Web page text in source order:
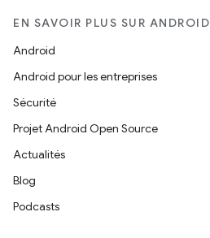
EN SAVOIR PLUS SUR ANDROID
Android
Android pour les entreprises
Sécurité
Projet Android Open Source
Actualités
Blog
Podcasts